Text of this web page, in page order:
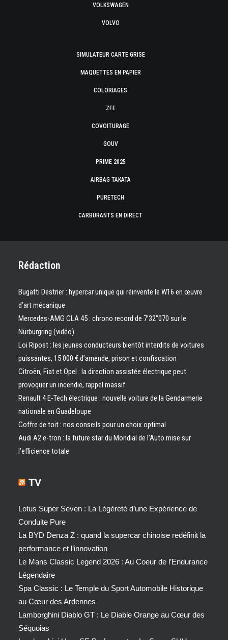
VOLKSWAGEN
VOLVO
SIMULATEUR CARTE GRISE
MAQUETTES EN PAPIER
COLORIAGES
ZFE
COVOITURAGE
GOUV
PRIME 2025
AIRBAG TAKATA
PURETECH
CARBURANTS EN DIRECT
Rédaction
Bugatti Destrier : hypercar unique qui réinvente le W16 en œuvre
d’art mécanique
Mercedes-AMG CLA 45 : chrono record de 7’32″070 sur le
Nürburgring (vidéo)
Loi Ripost : les jeunes conducteurs bientôt interdits de voitures
puissantes, 15 000 € d’amende, prison et confiscation
Citroën, Fiat et Opel : la direction assistée électrique peut
provoquer un incendie, rappel massif
Renault 4 E-Tech électrique : nouvelle voiture de la Gendarmerie
nationale en Guadeloupe
Coffre de toit : nos conseils pour un choix optimal
Audi A2 e-tron : la future star du Mondial de l’Auto mise sur
l’efficience totale
TV
Lotus Super Seven : La Légèreté d’une Expérience de
Conduite Pure
La BYD Denza Z : quand la supercar chinoise redéfinit la
performance et l’innovation
Le Mans Classic Legend 2026 : Au Coeur de l’Endurance
Légendaire
Spa Classic : Le Temple du Sport Automobile Historique
au Cœur des Ardennes
Lamborghini Diablo GT : Le Diable Orange au Cœur des
Séquoias